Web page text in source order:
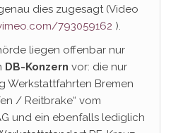
dies zugesagt (Video
793059162 ).
liegen offenbar nur
DB-Konzern vor: die nur
Werkstattfahrten Bremen
/ Reitbrake“ vom
und ein ebenfalls lediglich